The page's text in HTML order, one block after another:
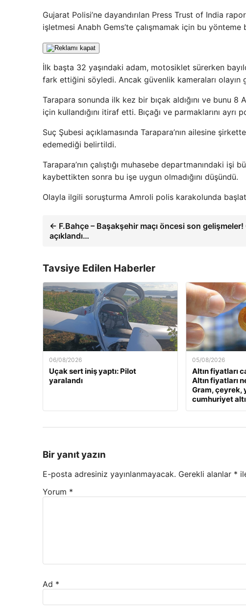
Gujarat Polisi’ne dayandırılan Press Trust of India
işletmesi Anabh Gems’te çalışmamak için bu yönteme
İlk başta 32 yaşındaki adam, motosiklet sürerken
fark ettiğini söyledi. Ancak güvenlik kameraları olayın
Tarapara sonunda ilk kez bir bıçak aldığını ve bunu 8
için kullandığını itiraf etti. Bıçağı ve parmaklarını ayrı
Suç Şubesi açıklamasında Tarapara’nın ailesine
edemediği belirtildi.
Tarapara’nın çalıştığı muhasebe departmanındaki işi
kaybettikten sonra bu işe uygun olmadığını düşündü.
Olayla ilgili soruşturma Amroli polis karakolunda
← F.Bahçe – Başakşehir maçı öncesi son gelişmeler!
açıklandı…
Tavsiye Edilen Haberler
06/08/2026
Uçak sert iniş yaptı: Pilot
yaralandı
05/08/2026
Altın fiyatları
Altın fiyatları
Gram, çeyrek,
cumhuriyet
Bir yanıt yazın
E-posta adresiniz yayınlanmayacak. Gerekli alanlar *
Yorum *
Ad *